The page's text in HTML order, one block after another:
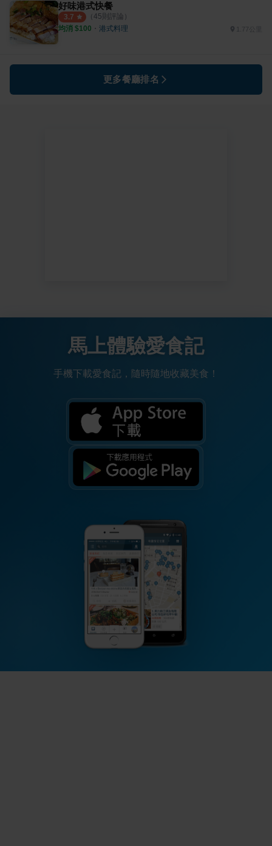
好味港式快餐
3.7 （ 45則評論）
均消 $100 ・ 港式料理
更多餐廳排名
馬上體驗愛食記
手機下載愛食記，隨時隨地收藏美食！